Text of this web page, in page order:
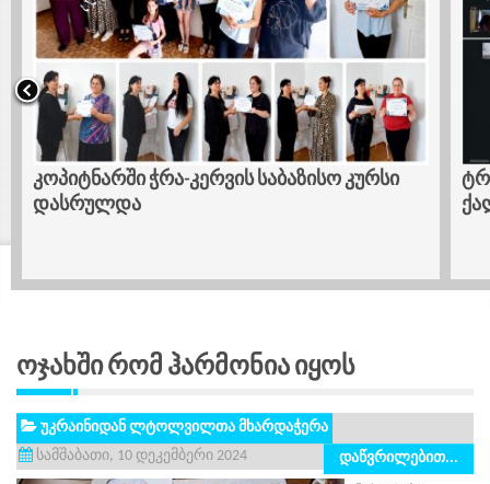
კოპიტნარში ჭრა-კერვის საბაზისო კურსი
დასრულდა
Ოჯახში Რომ Ჰარმონია Იყოს
უკრაინიდან ლტოლვილთა მხარდაჭერა
სამშაბათი, 10 დეკემბერი 2024
დაწვრილებით...